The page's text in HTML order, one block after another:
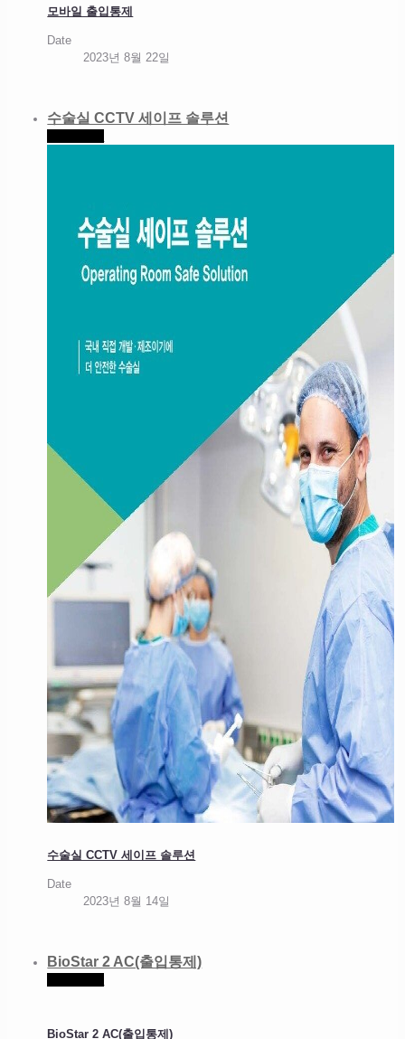
모바일 출입통제
Date
2023년 8월 22일
수술실 CCTV 세이프 솔루션
수술실 CCTV 세이프 솔루션
Date
2023년 8월 14일
BioStar 2 AC(출입통제)
BioStar 2 AC(출입통제)